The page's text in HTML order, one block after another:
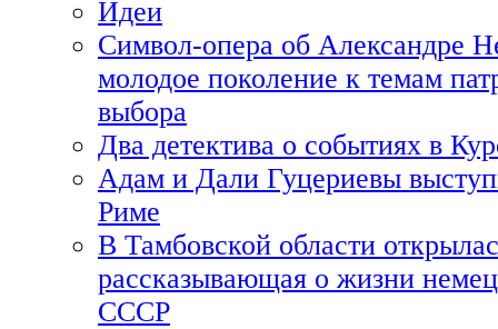
Идеи
Символ-опера об Александре
молодое поколение к темам
выбора
Два детектива о событиях в
Адам и Дали Гуцериевы
Риме
В Тамбовской области
рассказывающая о жизни
СССР